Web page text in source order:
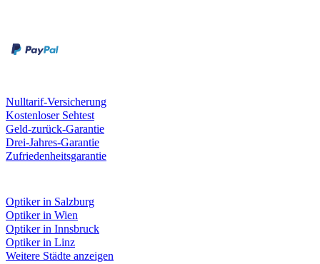
Nulltarif-Versicherung
Kostenloser Sehtest
Geld-zurück-Garantie
Drei-Jahres-Garantie
Zufriedenheitsgarantie
Optiker in Salzburg
Optiker in Wien
Optiker in Innsbruck
Optiker in Linz
Weitere Städte anzeigen